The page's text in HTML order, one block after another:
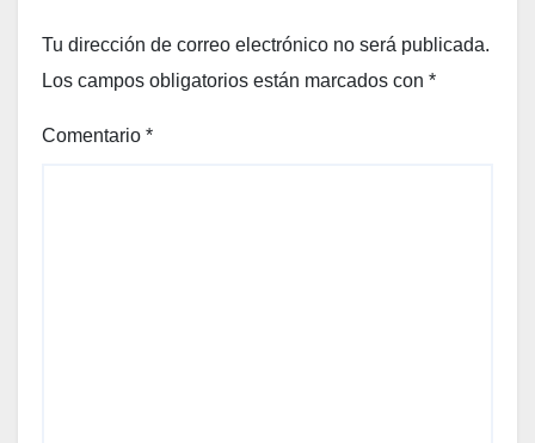
Tu dirección de correo electrónico no será publicada.
Los campos obligatorios están marcados con *
Comentario *